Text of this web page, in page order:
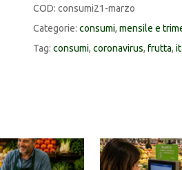
COD: consumi21-marzo
Categorie: consumi, mensile e
Tag: consumi, coronavirus, frutta,